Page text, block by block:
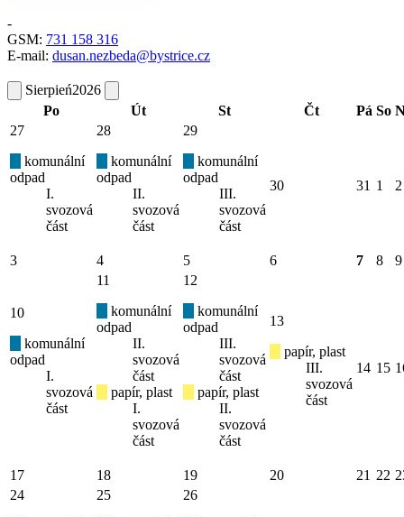
-
GSM: 731 158 316
E-mail: dusan.nezbeda@bystrice.cz
Sierpień2026
Po
Út St Čt Pá So
27
komunální
odpad
I.
svozová
část
28
komunální
odpad
II.
svozová
část
29
komunální
odpad
III.
svozová
část
30 31 1 2
3 4 5 6 7 8 9
10
komunální
odpad
I.
svozová
část
11
komunální
odpad
II.
svozová
část
papír, plast
I.
svozová
část
12
komunální
odpad
III.
svozová
část
papír, plast
II.
svozová
část
13
papír, plast
III.
svozová
část
14 15
17 18 19 20 21 22
24
25
26